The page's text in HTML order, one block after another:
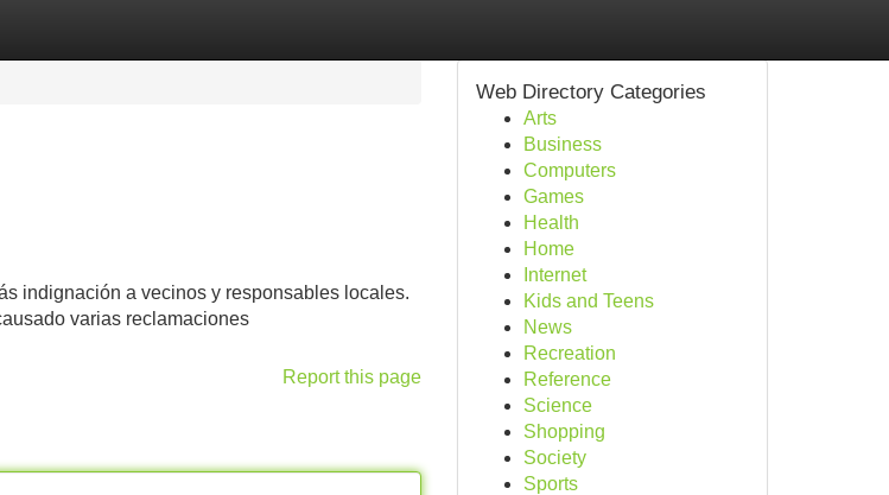
indignación a vecinos y responsables locales.
varias reclamaciones
Report this page
Web Directory Categories
Arts
Business
Computers
Games
Health
Home
Internet
Kids and Teens
News
Recreation
Reference
Science
Shopping
Society
Sports